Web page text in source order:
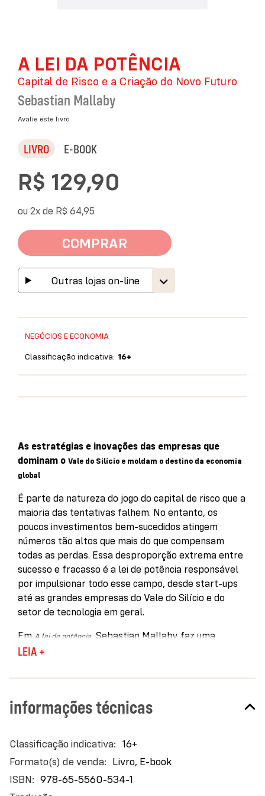
Galeria
A LEI DA POTÊNCIA
Capital de Risco e a Criação do Novo Futuro
Sebastian Mallaby
Avalie este livro
LIVRO E-BOOK
COMPRAR
R$ 129,90
ou 2x de R$ 64,95
Outras lojas on-line
NEGÓCIOS E ECONOMIA
Classificação indicativa: 16+
As estratégias e inovações das empresas que
dominam o Vale do Silício e moldam o destino da economia
global
É parte da natureza do jogo do capital de risco que a
maioria das tentativas falhem. No entanto, os
poucos investimentos bem-sucedidos atingem
números tão altos que mais do que compensam
todas as perdas. Essa desproporção extrema entre
sucesso e fracasso é a lei de potência responsável
por impulsionar todo esse campo, desde start-ups
até as grandes empresas do Vale do Silício e do
setor de tecnologia em geral.
Em A lei de potência, Sebastian Mallaby faz uma
incursão profunda na indústria do capital de risco
nas escolhas dos investidores. Inserindo-se nos
revela a história de alguns dos triunfos mais
emblemáticos e dos desastres mais infames do Vale
Apple, o carro elétrico de Elon Musk, e até a
avalanche de dinheiro que estimulou a postura
arrogante de empresas como a WeWork e a Uber.
LEIA +
informações técnicas
Mais
informações
16+
Livro, E-book
978-65-5560-534-1